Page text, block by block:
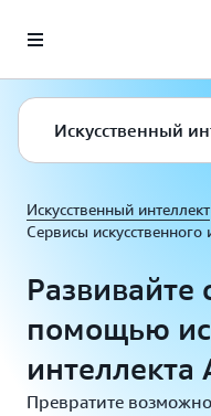
Перейти к главному
Искусственный
Искусственный интеллект
Сервисы искусственного
Развивайте
помощью
интеллекта
Превратите